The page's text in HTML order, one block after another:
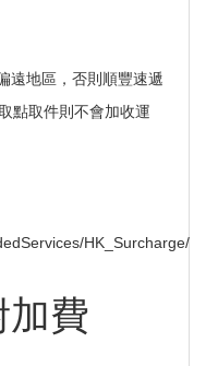
遠地區，否則順豐速遞
點取件則不會加收運
HK_Surcharge/
加費